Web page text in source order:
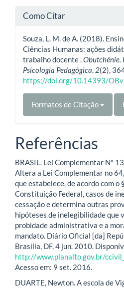
Como Citar
Souza, L. M. de A. (2018).
Ciências Humanas: ações
trabalho docente .Obutchénie.
Psicologia Pedagógica, 2(2),
https://doi.org/10.14393/
Formatos de Citação
Referências
BRASIL. Lei Complementar Nº
Altera a Lei Complementar no
que estabelece, de acordo com o
Constituição Federal, casos de
cessação e determina outras
hipóteses de inelegibilidade que
probidade administrativa e a
mandato. Diário Oficial [da]
Brasília, DF, 4 jun. 2010.
http://www.planalto.gov.br/
Acesso em: 9 set. 2016.
DUARTE, Newton. A escola de